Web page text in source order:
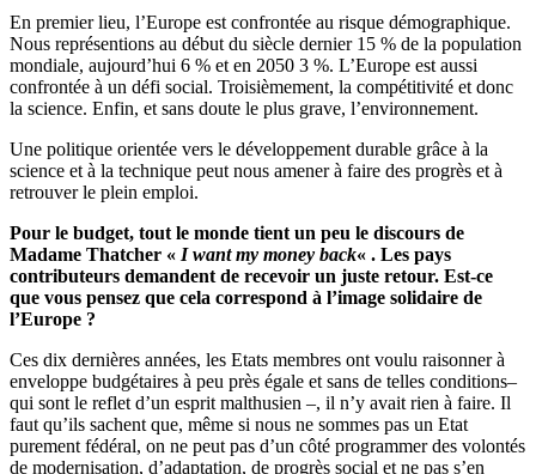
En premier lieu, l’Europe est confrontée au risque démographique.
Nous représentions au début du siècle dernier 15 % de la population
mondiale, aujourd’hui 6 % et en 2050 3 %. L’Europe est aussi
confrontée à un défi social. Troisièmement, la compétitivité et donc
la science. Enfin, et sans doute le plus grave, l’environnement.
Une politique orientée vers le développement durable grâce à la
science et à la technique peut nous amener à faire des progrès et à
retrouver le plein emploi.
Pour le budget, tout le monde tient un peu le discours de
Madame Thatcher « I want my money back« . Les pays
contributeurs demandent de recevoir un juste retour. Est-ce
que vous pensez que cela correspond à l’image solidaire de
l’Europe ?
Ces dix dernières années, les Etats membres ont voulu raisonner à
enveloppe budgétaires à peu près égale et sans de telles conditions–
qui sont le reflet d’un esprit malthusien –, il n’y avait rien à faire. Il
faut qu’ils sachent que, même si nous ne sommes pas un Etat
purement fédéral, on ne peut pas d’un côté programmer des volontés
de modernisation, d’adaptation, de progrès social et ne pas s’en